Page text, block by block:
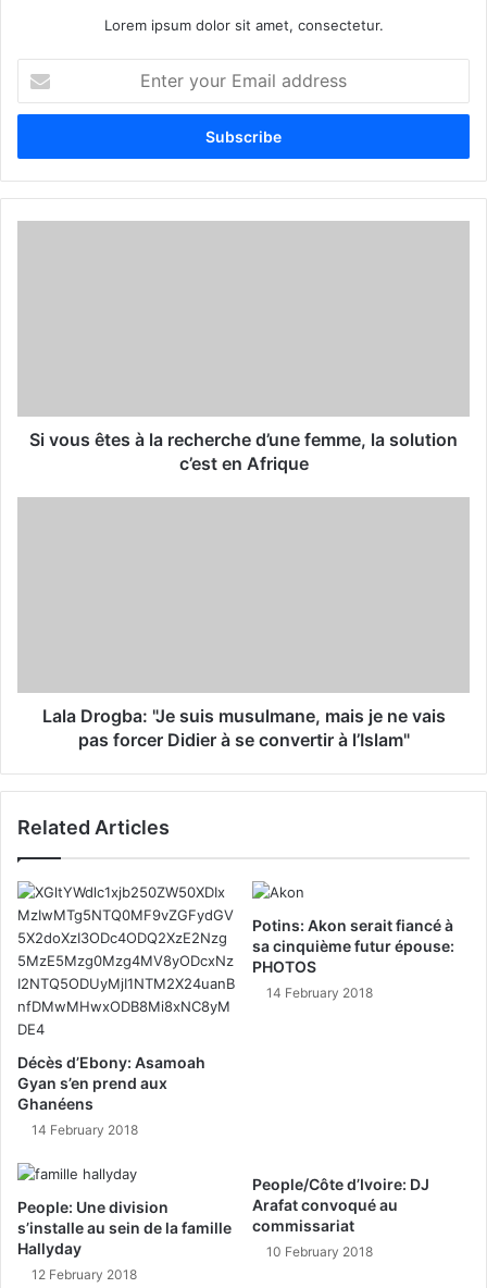
Lorem ipsum dolor sit amet, consectetur.
t
r
y
Si vous êtes à la recherche d’une femme, la solution
c’est en Afrique
Lala Drogba: "Je suis musulmane, mais je ne vais
pas forcer Didier à se convertir à l’Islam"
Related Articles
Décès d’Ebony: Asamoah
Gyan s’en prend aux
Ghanéens
14 February 2018
Potins: Akon serait fiancé à
sa cinquième futur épouse:
PHOTOS
14 February 2018
People: Une division
s’installe au sein de la famille
Hallyday
12 February 2018
People/Côte d’Ivoire: DJ
Arafat convoqué au
commissariat
10 February 2018